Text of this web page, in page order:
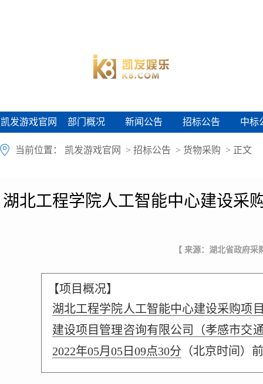
凯发游戏官网
凯发游戏官网 部门概况
部门概况 新闻公告
新闻公告 招标公告
招标公告 中标
中标
当前位置： 凯发游戏官网 > 招标公告 > 货物采购 > 正文
湖北工程学院人工智能中心建设采
【 来源：湖北省政府
【项目概况】
湖北工程学院人工智能中心建设采购项
建设项目管理咨询有限公司（孝感市交
2022年05月05日09点30分 （北京时间）